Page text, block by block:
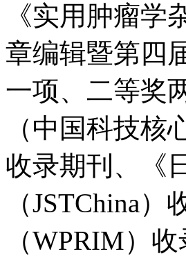
《实用肿瘤
章编辑暨第四
一项、二等奖
（中国科技
收录期刊、《
（JSTChina
（WPRIM）